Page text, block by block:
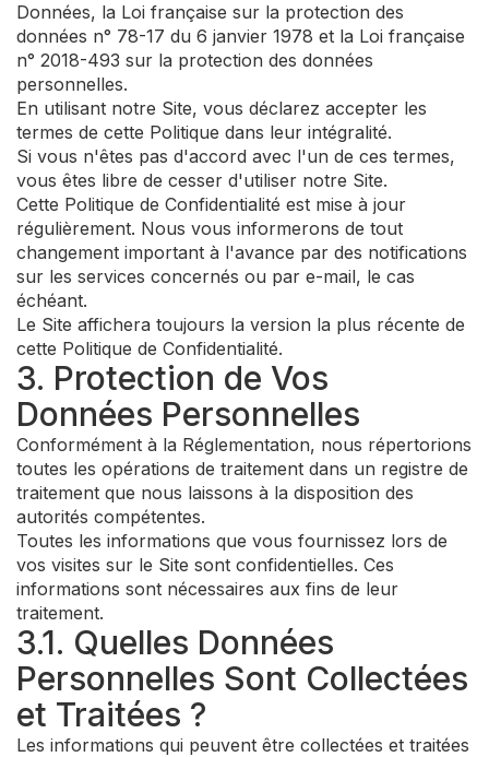
Données, la Loi française sur la protection des
données n° 78-17 du 6 janvier 1978 et la Loi française
n° 2018-493 sur la protection des données
personnelles.
En utilisant notre Site, vous déclarez accepter les
termes de cette Politique dans leur intégralité.
Si vous n'êtes pas d'accord avec l'un de ces termes,
vous êtes libre de cesser d'utiliser notre Site.
Cette Politique de Confidentialité est mise à jour
régulièrement. Nous vous informerons de tout
changement important à l'avance par des notifications
sur les services concernés ou par e-mail, le cas
échéant.
Le Site affichera toujours la version la plus récente de
cette Politique de Confidentialité.
3. Protection de Vos
Données Personnelles
Conformément à la Réglementation, nous répertorions
toutes les opérations de traitement dans un registre de
traitement que nous laissons à la disposition des
autorités compétentes.
Toutes les informations que vous fournissez lors de
vos visites sur le Site sont confidentielles. Ces
informations sont nécessaires aux fins de leur
traitement.
3.1. Quelles Données
Personnelles Sont Collectées
et Traitées ?
Les informations qui peuvent être collectées et traitées